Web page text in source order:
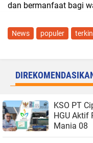
dan bermanfaat bagi
News populer
KSO PT
HGU Aktif PTPN 2 akan Dilaporkan Prabowo
Mania 08